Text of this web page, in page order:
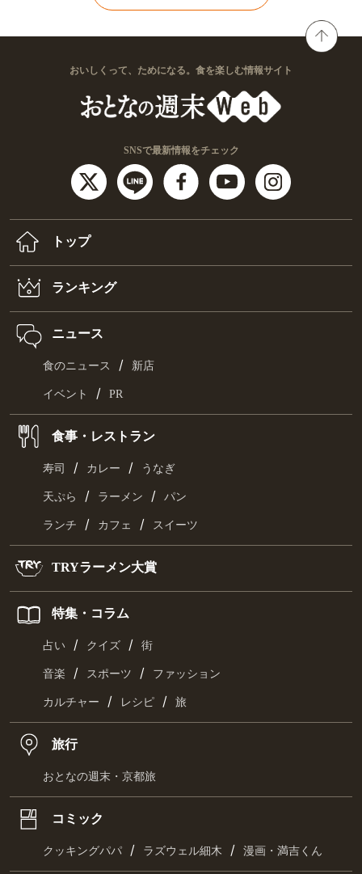
おいしくって、ためになる。食を楽しむ情報サイト
SNSで最新情報をチェック
トップ
ランキング
ニュース
食のニュース / 新店
イベント / PR
食事・レストラン
寿司 / カレー / うなぎ
天ぷら / ラーメン / パン
ランチ / カフェ / スイーツ
TRYラーメン大賞
特集・コラム
占い / クイズ / 街
音楽 / スポーツ / ファッション
カルチャー / レシピ / 旅
旅行
おとなの週末・京都旅
コミック
クッキングパパ / ラズウェル細木 / 漫画・満吉くん